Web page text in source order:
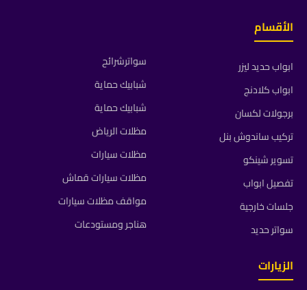
الأقسام
ابواب حديد ليزر
ابواب كلادنج
برجولات لكسان
تركيب ساندوش بنل
تسوير شينكو
تفصيل ابواب
جلسات خارجية
سواتر حديد
سواترشرائح
شبابيك حماية
شبابيك حماية
مظلات الرياض
مظلات سيارات
مظلات سيارات قماش
مواقف مظلات سيارات
هناجر ومستودعات
الزيارات